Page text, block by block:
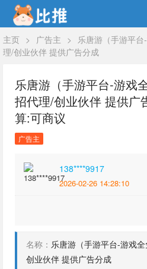
主页 > 广告主 >
乐唐游（手游平
理/创业伙伴 提供广告分成
乐唐游（手游平台-游戏
招代理/创业伙伴 提供广
算:可商议
广告主
138****9917
2026-02-26 14:28:10
名称： 乐唐游（手游平台-游戏
创业伙伴 提供广告分成